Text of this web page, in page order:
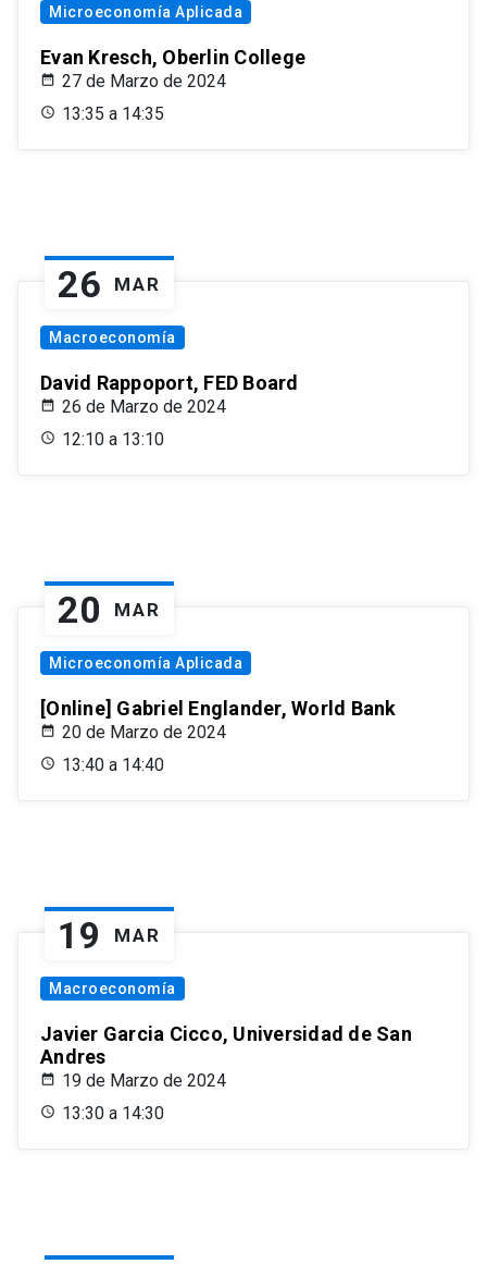
Microeconomía Aplicada
Evan Kresch, Oberlin College
27 de Marzo de 2024
13:35 a 14:35
26 MAR
Macroeconomía
David Rappoport, FED Board
26 de Marzo de 2024
12:10 a 13:10
20 MAR
Microeconomía Aplicada
[Online] Gabriel Englander, World Bank
20 de Marzo de 2024
13:40 a 14:40
19 MAR
Macroeconomía
Javier Garcia Cicco, Universidad de San
Andres
19 de Marzo de 2024
13:30 a 14:30